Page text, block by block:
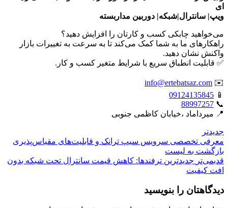
ای
ویپ| سانترال|شبکه| دوربین مداربسته
می‌خواهید چابکی کسب و کارتان را افزایش دهید؟
راهکارهای ما به شما کمک می‌کند تا به سرعت به تغییرات بازار
واکنش نشان دهید.
✅ قابلیت انطباق سریع با شرایط متغیر کسب و کار.
✉️
info@ertebatsaz.com
📱
09124135845
📞
88997257
📍 میرداماد ،خیابان کاظمی جنوبی
جدیدتر
معرفی تخصصی سرویس سیپ ترانک و قابلیت‌های مقیاس‌پذیری
بازگشت بە لیست
قدیمی‌تر جدیدترین ترفندها: کاهش قیمت سانترال تحت شبکه بدون
افت کیفیت
دیدگاهتان را بنویسید